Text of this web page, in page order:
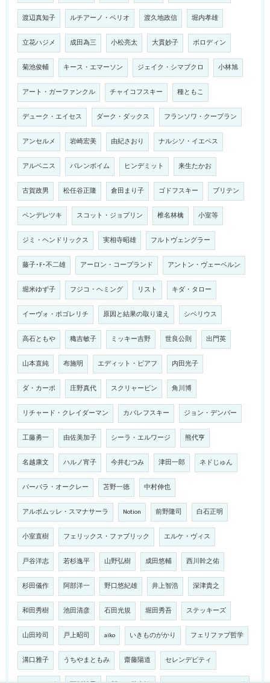
渡辺真知子 ルチアーノ・ベリオ 渡久地政信 堀内孝雄
立花ハジメ 成田為三 小松亮太 大貫妙子 ボロディン
菊池俊輔 キース・エマーソン ジェイク・シマブクロ 小林旭
アート・ガーファンクル チャイコフスキー 種ともこ
デューク・エイセス ダーク・ダックス フランソワ・クープラン
アンセルメ 岩崎宏美 由紀さおり ナルシソ・イエペス
アルベニス バレンボイム ヒンデミット 来生たかお
古賀政男 松任谷正隆 倉田まり子 ゴドフスキー ブリテン
ペンデレツキ スコット・ジョプリン 椎名林檎 小室等
ジミ・ヘンドリックス 実相寺昭雄 フルトヴェングラー
藤子･F･不二雄 アーロン・コープランド アントン・ヴェーベルン
堀米ゆず子 フジコ・ヘミング リスト キダ・タロー
イーヴォ・ポゴレリチ 原因と結果の取り違え シベリウス
高石ともや 穐吉敏子 ミッキー吉野 世良公則 出門英
山本直純 布施明 エディット・ピアフ 内田光子
ダ・カーポ 庄野真代 スクリャービン 角川博
リチャード・クレイダーマン カバレフスキー ジョン・デンバー
工藤勇一 由佐美加子 シーラ・エルワージ 熊代亨
名越康文 ハルノ宵子 今井むつみ 津田一郎 ネドじゅん
バーバラ・オークレー 苫野一徳 中村伸也
アルボムッレ・スマナサーラ Notion 前野隆司 白石正明
小室直樹 フェリックス・ファブリック エルケ・ヴィス
戸谷洋志 若杉逸平 山野弘樹 成田悠輔 西川幹之佑
杉田儀作 阿部洋一 野口悠紀雄 井上智浩 深津貴之
和田秀樹 池田清彦 石田光規 堀田秀吾 ステッキーズ
山田玲司 戸上昭司 aiko いきものがかり フェリファブ哲学
溝口雅子 うちやまともみ 齋藤陽道 セレンデピティ